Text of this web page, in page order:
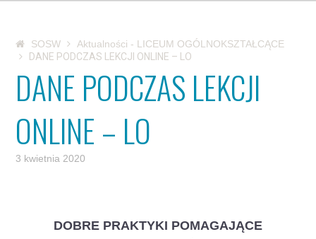
SOSW
Aktualności - LICEUM OGÓLNOKSZTAŁCĄCE
DANE PODCZAS LEKCJI ONLINE – LO
DANE PODCZAS LEKCJI
ONLINE – LO
3 kwietnia 2020
DOBRE PRAKTYKI POMAGAJĄCE